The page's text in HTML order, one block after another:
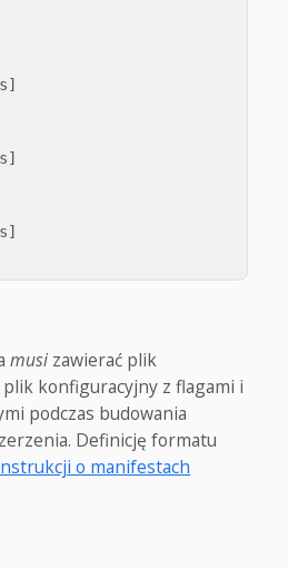
musi zawierać plik
plik konfiguracyjny z flagami i
podczas budowania
Definicję formatu
o manifestach